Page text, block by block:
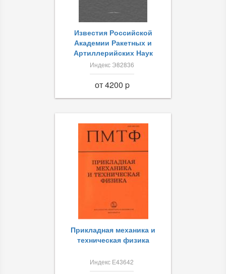
Известия Российской
Академии Ракетных и
Артиллерийских Наук
Индекс Э82836
от 4200 p
Прикладная механика и
техническая физика
Индекс Е43642